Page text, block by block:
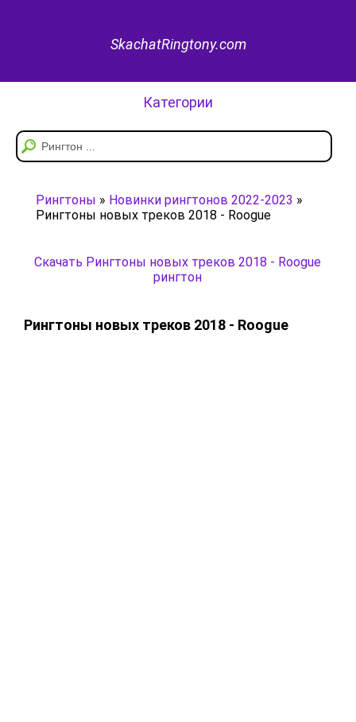
SkachatRingtony.com
Категории
Рингтоны » Новинки рингтонов 2022-2023 »
Рингтоны новых треков 2018 - Roogue
Скачать Рингтоны новых треков 2018 - Roogue
рингтон
Рингтоны новых треков 2018 - Roogue